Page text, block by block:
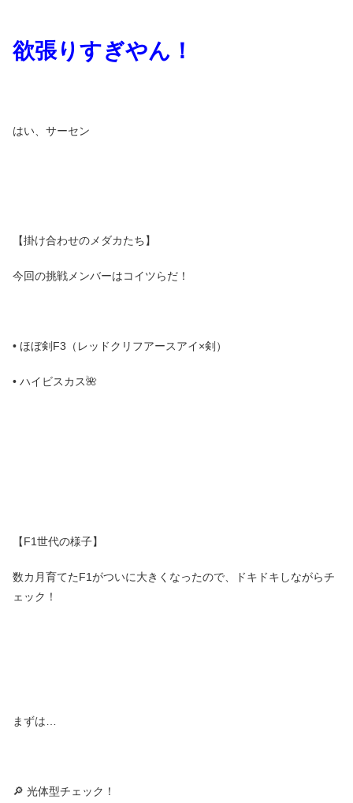
欲張りすぎやん！
はい、サーセン
【掛け合わせのメダカたち】
今回の挑戦メンバーはコイツらだ！
• ほぼ剣F3（レッドクリフアースアイ×剣）
• ハイビスカス🌺
【F1世代の様子】
数カ月育てたF1がついに大きくなったので、ドキドキしながらチ
ェック！
まずは…
🔎 光体型チェック！